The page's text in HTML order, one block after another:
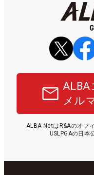
ALBA
メル
ALBA NetはR&Aのオフ
USLPGAの日本